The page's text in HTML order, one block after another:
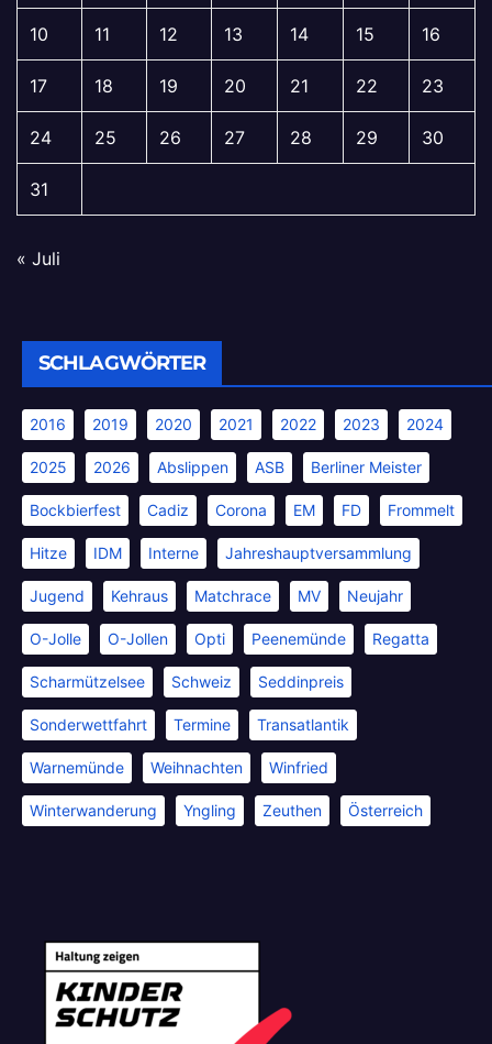
10 11 12 13 14 15 16
17 18 19 20 21 22 23
24 25 26 27 28 29 30
31
« Juli
SCHLAGWÖRTER
2016 2019 2020 2021 2022 2023 2024
2025 2026 Abslippen ASB Berliner Meister
Bockbierfest Cadiz Corona EM FD Frommelt
Hitze IDM Interne Jahreshauptversammlung
Jugend Kehraus Matchrace MV Neujahr
O-Jolle O-Jollen Opti Peenemünde Regatta
Scharmützelsee Schweiz Seddinpreis
Sonderwettfahrt Termine Transatlantik
Warnemünde Weihnachten Winfried
Winterwanderung Yngling Zeuthen Österreich